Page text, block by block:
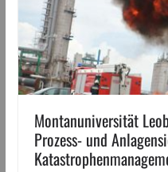
Montanuniversität
Prozess- und